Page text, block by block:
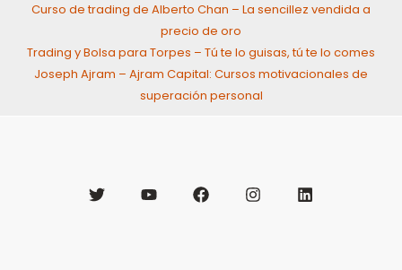
Curso de trading de Alberto Chan – La sencillez vendida a
precio de oro
Trading y Bolsa para Torpes – Tú te lo guisas, tú te lo comes
Joseph Ajram – Ajram Capital: Cursos motivacionales de
superación personal